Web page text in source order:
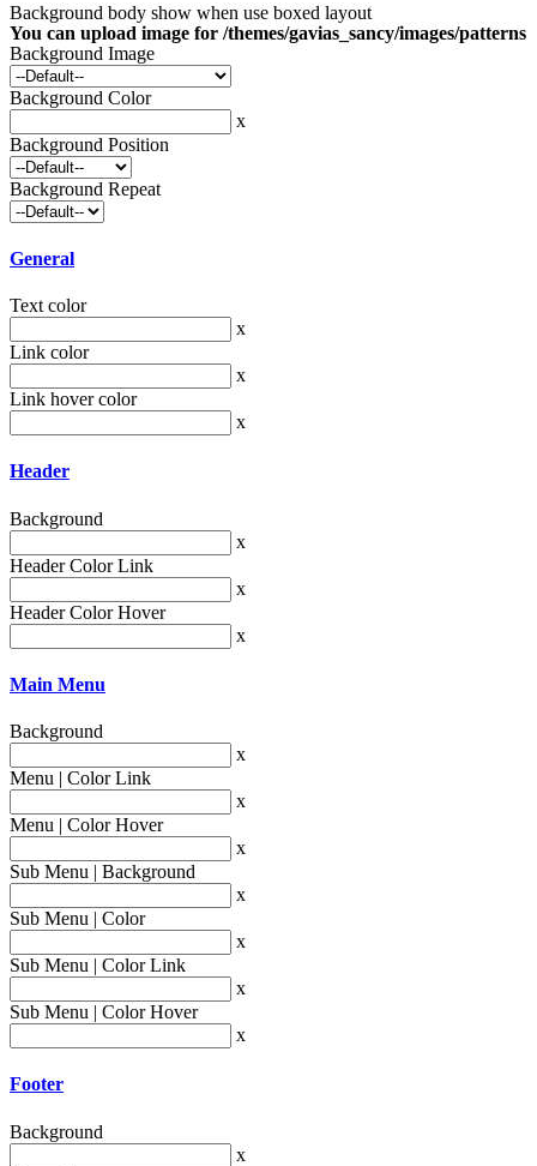
Background body show when use boxed layout
You can upload image for /themes/gavias_sancy/images/patterns
Background Image
Background Color
x
Background Position
Background Repeat
General
Text color
x
Link color
x
Link hover color
x
Header
Background
x
Header Color Link
x
Header Color Hover
x
Main Menu
Background
x
Menu | Color Link
x
Menu | Color Hover
x
Sub Menu | Background
x
Sub Menu | Color
x
Sub Menu | Color Link
x
Sub Menu | Color Hover
x
Footer
Background
x